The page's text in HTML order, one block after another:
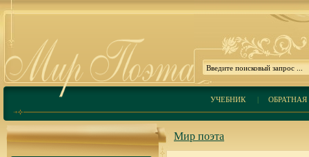
УЧЕБНИК| ОБРАТНАЯ
Мир поэта